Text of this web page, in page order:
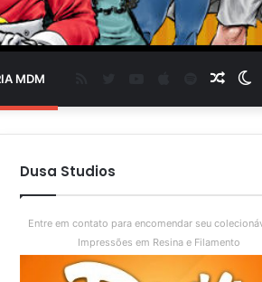
MDM Artigo
Spotify
Dusa Studios
Entre em contato para encomendar seu
Impressões em Resina e Filamento